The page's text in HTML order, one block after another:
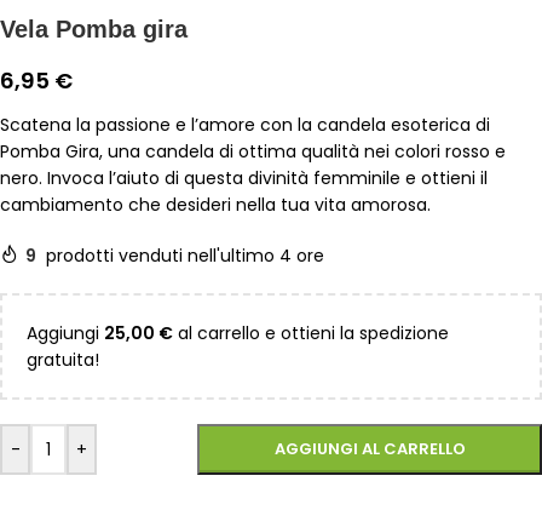
Vela Pomba gira
6,95 €
Scatena la passione e l’amore con la candela esoterica di
Pomba Gira, una candela di ottima qualità nei colori rosso e
nero. Invoca l’aiuto di questa divinità femminile e ottieni il
cambiamento che desideri nella tua vita amorosa.
9 prodotti venduti nell'ultimo 4 ore
Aggiungi 25,00 € al carrello e ottieni la spedizione
gratuita!
- + AGGIUNGI AL CARRELLO